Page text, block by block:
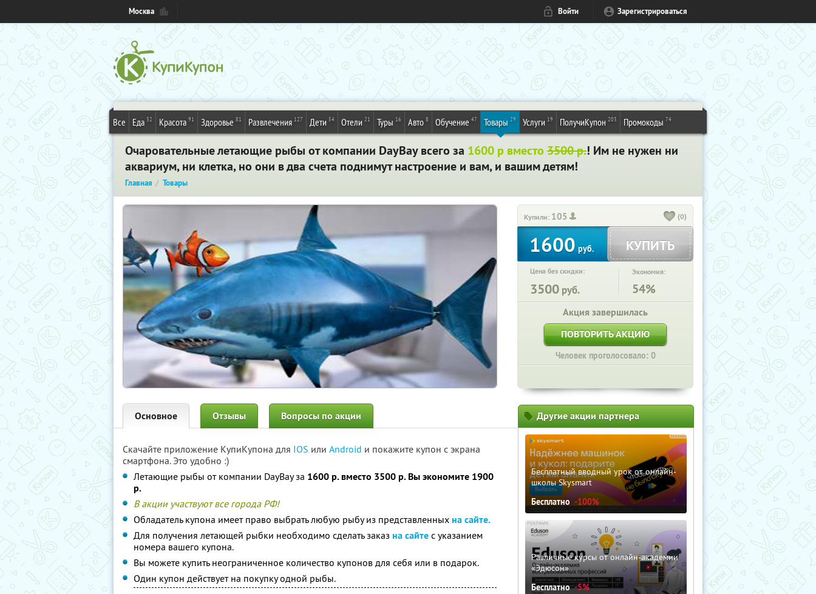
Москва Войти Зарегистрироваться
Все Еда 32 Красота 91 Здоровье 81 Развлечения 127 Дети 54 Отели 21 Туры 16 Авто 8 Обучение 47 Товары 29 Услуги 19 ПолучиКупон 203 Промокоды 74
Очаровательные летающие рыбы от компании DayBay всего за 1600 р вместо 3500 р.! Им не нужен ни
аквариум, ни клетка, но они в два счета поднимут настроение и вам, и вашим детям!
Главная Товары
Купили: 105 (0)
1600руб. КУПИТЬ
Цена без скидки:
3500 руб.
Экономия:
54%
Акция завершилась
ПОВТОРИТЬ АКЦИЮ
Человек проголосовало: 0
Основное Отзывы Вопросы по акции
Скачайте приложение КупиКупона для IOS или Android и покажите купон с экрана
смартфона. Это удобно :)
Летающие рыбы от компании DayBay за 1600 р. вместо 3500 р. Вы экономите 1900
р.
В акции участвуют все города РФ!
Обладатель купона имеет право выбрать любую рыбу из представленных на сайте.
Для получения летающей рыбки необходимо сделать заказ на сайте с указанием
номера вашего купона.
Вы можете купить неограниченное количество купонов для себя или в подарок.
Один купон действует на покупку одной рыбы.
Другие акции партнера
Бесплатный вводный урок от онлайн-
школы Skysmart
Бесплатно -100%
Различные курсы от онлайн-академии
«Эдюсон»
Бесплатно -5%